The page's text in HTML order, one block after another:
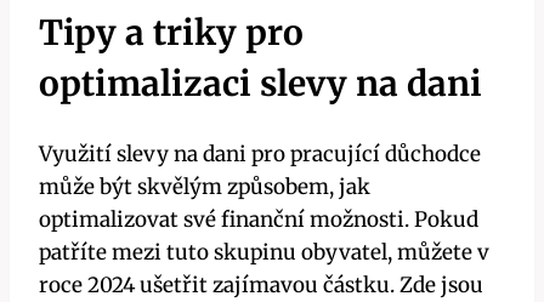
Tipy a triky pro
optimalizaci slevy na dani
Využití slevy na dani pro pracující důchodce
může být skvělým způsobem, jak
optimalizovat své finanční možnosti. Pokud
patříte mezi tuto skupinu obyvatel, můžete v
roce 2024 ušetřit zajímavou částku. Zde jsou